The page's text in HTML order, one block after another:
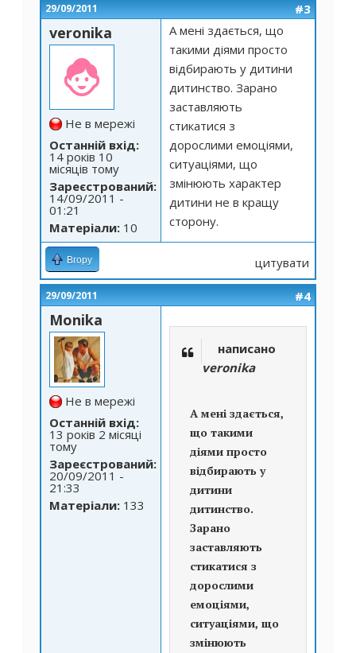
29/09/2011 #3
veronika
Не в мережі
Останній вхід:
14 років 10
місяців тому
Зареєстрований:
14/09/2011 -
01:21
Матеріали: 10
А мені здається, що
такими діями просто
відбирають у дитини
дитинство. Зарано
заставляють
стикатися з
дорослими емоціями,
ситуаціями, що
змінюють характер
дитини не в кращу
сторону.
Вгору цитувати
29/09/2011 #4
Monika
Не в мережі
Останній вхід:
13 років 2 місяці
тому
Зареєстрований:
20/09/2011 -
21:33
Матеріали: 133
написано
veronika
А мені здається,
що такими
діями просто
відбирають у
дитини
дитинство.
Зарано
заставляють
стикатися з
дорослими
емоціями,
ситуаціями, що
змінюють